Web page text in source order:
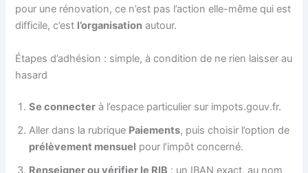
pour une rénovation, ce n’est pas l’action elle-même qui est
difficile, c’est l’organisation autour.
Étapes d’adhésion : simple, à condition de ne rien laisser au
hasard
Se connecter à l’espace particulier sur impots.gouv.fr.
Aller dans la rubrique Paiements, puis choisir l’option de
prélèvement mensuel pour l’impôt concerné.
Renseigner ou vérifier le RIB : un IBAN exact, au nom